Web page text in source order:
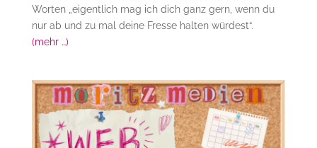
Worten „eigentlich mag ich dich ganz gern, wenn du
nur ab und zu mal deine Fresse halten würdest“.
(mehr …)